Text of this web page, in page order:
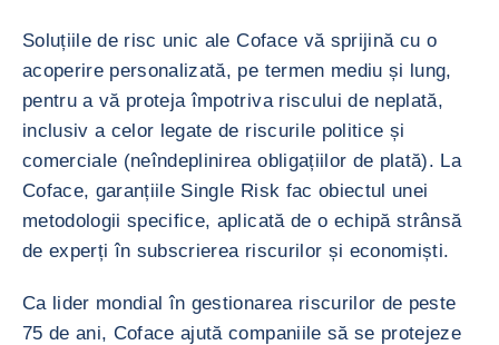
Soluțiile de risc unic ale Coface vă sprijină cu o
acoperire personalizată, pe termen mediu și lung,
pentru a vă proteja împotriva riscului de neplată,
inclusiv a celor legate de riscurile politice și
comerciale (neîndeplinirea obligațiilor de plată). La
Coface, garanțiile Single Risk fac obiectul unei
metodologii specifice, aplicată de o echipă strânsă
de experți în subscrierea riscurilor și economiști.
Ca lider mondial în gestionarea riscurilor de peste
75 de ani, Coface ajută companiile să se protejeze